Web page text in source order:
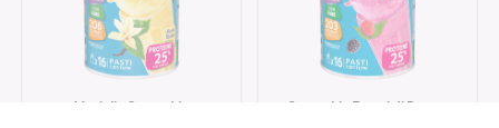
Vaniglia Smoothie Smoothie Frutti di Bosco